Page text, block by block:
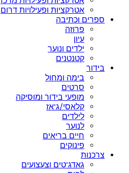
אטרקציות ופעילויות דרום
ספרים וכתיבה
פרוזה
עיון
ילדים ונוער
קטנטנים
בידור
בימה ומחול
סרטים
מופעי בידור ומוסיקה
קלאסי/ג’אז
לילדים
לנוער
חיים בריאים
פינוקים
צרכנות
גאדג’טים וצעצועים